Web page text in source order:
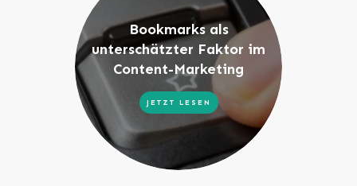
Bookmarks als
unterschätzter Faktor im
Content-Marketing
JETZT LESEN